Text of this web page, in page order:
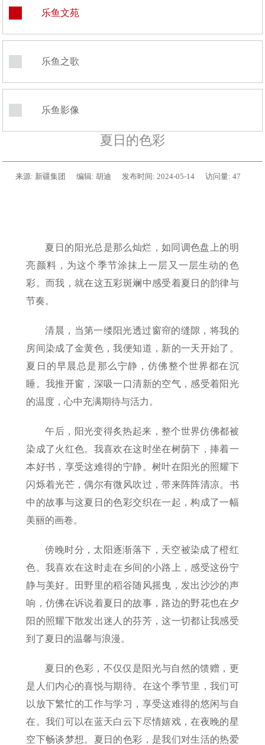
乐鱼文苑
乐鱼之歌
乐鱼影像
夏日的色彩
来源: 新疆集团 编辑: 胡迪 发布时间: 2024-05-14 访问量: 47
夏日的阳光总是那么灿烂，如同调色盘上的明
亮颜料，为这个季节涂抹上一层又一层生动的色
彩。而我，就在这五彩斑斓中感受着夏日的韵律与
节奏。
清晨，当第一缕阳光透过窗帘的缝隙，将我的
房间染成了金黄色，我便知道，新的一天开始了。
夏日的早晨总是那么宁静，仿佛整个世界都在沉
睡。我推开窗，深吸一口清新的空气，感受着阳光
的温度，心中充满期待与活力。
午后，阳光变得炙热起来，整个世界仿佛都被
染成了火红色。我喜欢在这时坐在树荫下，捧着一
本好书，享受这难得的宁静。树叶在阳光的照耀下
闪烁着光芒，偶尔有微风吹过，带来阵阵清凉。书
中的故事与这夏日的色彩交织在一起，构成了一幅
美丽的画卷。
傍晚时分，太阳逐渐落下，天空被染成了橙红
色。我喜欢在这时走在乡间的小路上，感受这份宁
静与美好。田野里的稻谷随风摇曳，发出沙沙的声
响，仿佛在诉说着夏日的故事，路边的野花也在夕
阳的照耀下散发出迷人的芬芳，这一切都让我感受
到了夏日的温馨与浪漫。
夏日的色彩，不仅仅是阳光与自然的馈赠，更
是人们内心的喜悦与期待。在这个季节里，我们可
以放下繁忙的工作与学习，享受这难得的悠闲与自
在。我们可以在蓝天白云下尽情嬉戏，在夜晚的星
空下畅谈梦想。夏日的色彩，是我们对生活的热爱